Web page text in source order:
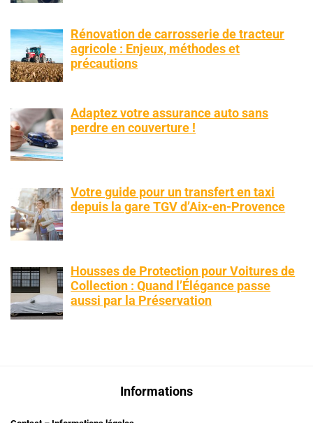
Rénovation de carrosserie de tracteur
agricole : Enjeux, méthodes et
précautions
Adaptez votre assurance auto sans
perdre en couverture !
Votre guide pour un transfert en taxi
depuis la gare TGV d’Aix-en-Provence
Housses de Protection pour Voitures de
Collection : Quand l’Élégance passe
aussi par la Préservation
Informations